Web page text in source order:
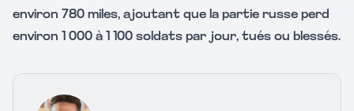
environ 780 miles, ajoutant que la partie russe perd
environ 1 000 à 1 100 soldats par jour, tués ou blessés.